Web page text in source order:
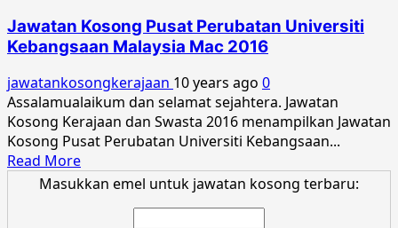
Jawatan Kosong Pusat Perubatan Universiti
Kebangsaan Malaysia Mac 2016
jawatankosongkerajaan 10 years ago 0
Assalamualaikum dan selamat sejahtera. Jawatan
Kosong Kerajaan dan Swasta 2016 menampilkan Jawatan
Kosong Pusat Perubatan Universiti Kebangsaan...
Read MoreRead
more
Masukkan emel untuk jawatan kosong terbaru: